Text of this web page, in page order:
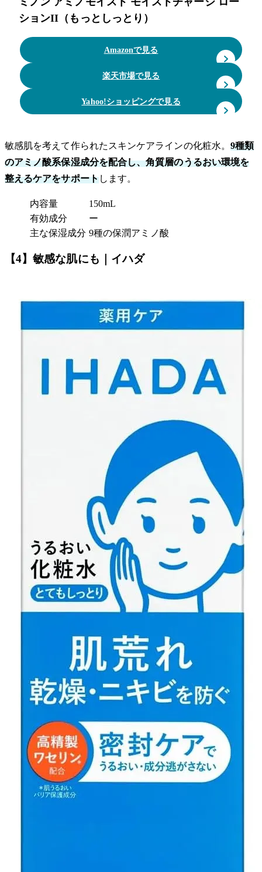
ションII（もっとしっとり）
Amazonで見る
楽天市場で見る
Yahoo!ショッピングで見る
敏感肌を考えて作られたスキンケアラインの化粧水。 9種類
のアミノ酸系保湿成分を配合し、角質層のうるおい環境を
整えるケアをサポートします。
内容量
150mL
有効成分
ー
主な保湿成分 9種の保潤アミノ酸
【4】敏感な肌にも｜イハダ